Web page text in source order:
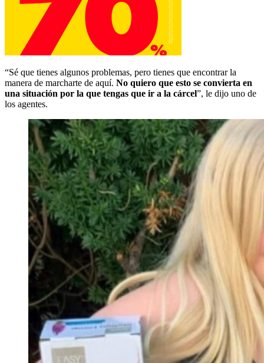
“Sé que tienes algunos problemas, pero tienes que encontrar la
manera de marcharte de aquí. No quiero que esto se convierta en
una situación por la que tengas que ir a la cárcel”, le dijo uno de
los agentes.